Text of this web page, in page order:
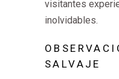
visitantes
inolvidables.
SALVAJE